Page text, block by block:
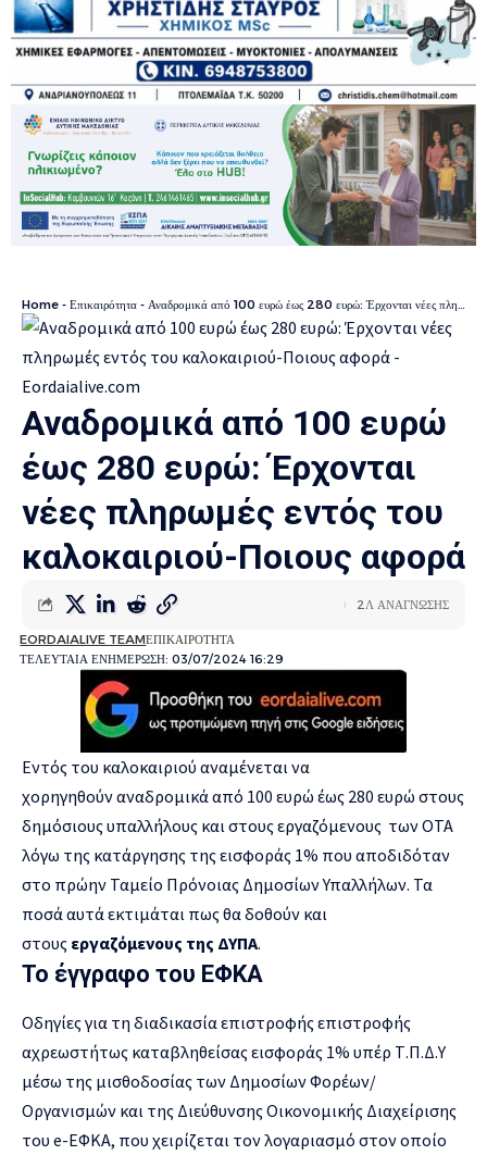
Home - Επικαιρότητα - Αναδρομικά από 100 ευρώ έως 280 ευρώ: Έρχονται νέες πληρωμές εντός του καλοκαιριού-Ποιους αφορά
Αναδρομικά από 100 ευρώ
έως 280 ευρώ: Έρχονται
νέες πληρωμές εντός του
καλοκαιριού-Ποιους αφορά
ΤΕΛΕΥΤΑΙΑ ΕΝΗΜΕΡΩΣΗ: 03/07/2024 16:29
EORDAIALIVE TEAMΕΠΙΚΑΙΡΟΤΗΤΑ
2Λ ΑΝΑΓΝΩΣΗΣ
Εντός του καλοκαιριού αναμένεται να
χορηγηθούν αναδρομικά από 100 ευρώ έως 280 ευρώ στους
δημόσιους υπαλλήλους και στους εργαζόμενους των ΟΤΑ
λόγω της κατάργησης της εισφοράς 1% που αποδιδόταν
στο πρώην Ταμείο Πρόνοιας Δημοσίων Υπαλλήλων. Τα
ποσά αυτά εκτιμάται πως θα δοθούν και
στους εργαζόμενους της ΔΥΠΑ.
Το έγγραφο του ΕΦΚΑ
Οδηγίες για τη διαδικασία επιστροφής επιστροφής
αχρεωστήτως καταβληθείσας εισφοράς 1% υπέρ Τ.Π.Δ.Υ
μέσω της μισθοδοσίας των Δημοσίων Φορέων/
Οργανισμών και της Διεύθυνσης Οικονομικής Διαχείρισης
του e-ΕΦΚΑ, που χειρίζεται τον λογαριασμό στον οποίο